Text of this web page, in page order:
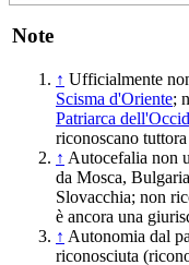
Note
↑ Ufficialmente
Scisma d'Oriente;
Patriarca
riconoscano tuttora
↑ Autocefalia non
da Mosca,
Slovacchia; non
è ancora una
↑ Autonomia dal
riconosciuta